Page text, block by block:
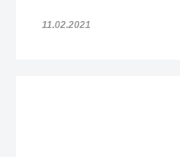
11.02.2021